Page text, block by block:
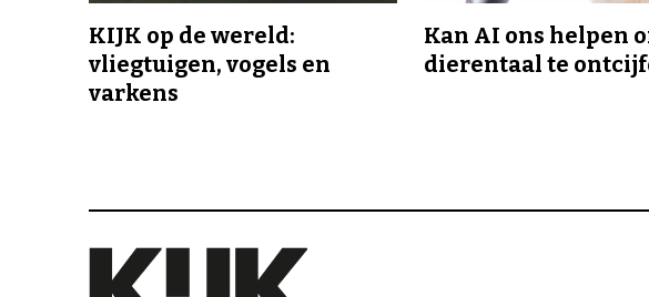
KIJK op de wereld:
vliegtuigen, vogels en
varkens
Kan AI ons helpen
dierentaal te